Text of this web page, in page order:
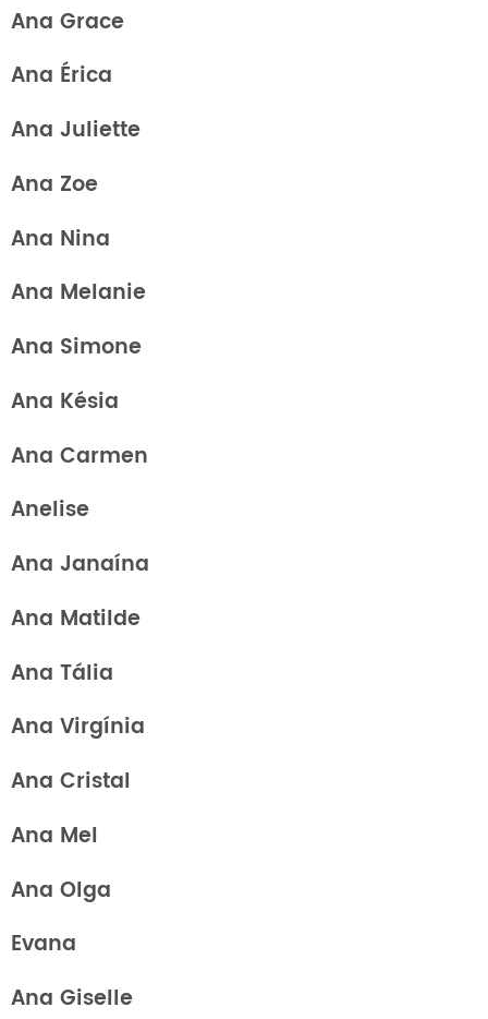
Ana Grace
Ana Érica
Ana Juliette
Ana Zoe
Ana Nina
Ana Melanie
Ana Simone
Ana Késia
Ana Carmen
Anelise
Ana Janaína
Ana Matilde
Ana Tália
Ana Virgínia
Ana Cristal
Ana Mel
Ana Olga
Evana
Ana Giselle